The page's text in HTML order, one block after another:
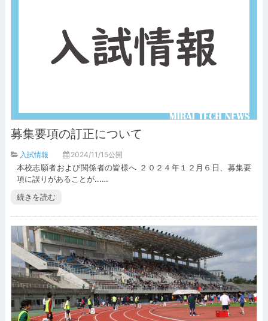
募集要項の訂正について
入試情報
2024/11/15公開
本校志願者および関係者の皆様へ ２０２４年１２月６日、募集要
項に誤りがあることが...…
続きを読む